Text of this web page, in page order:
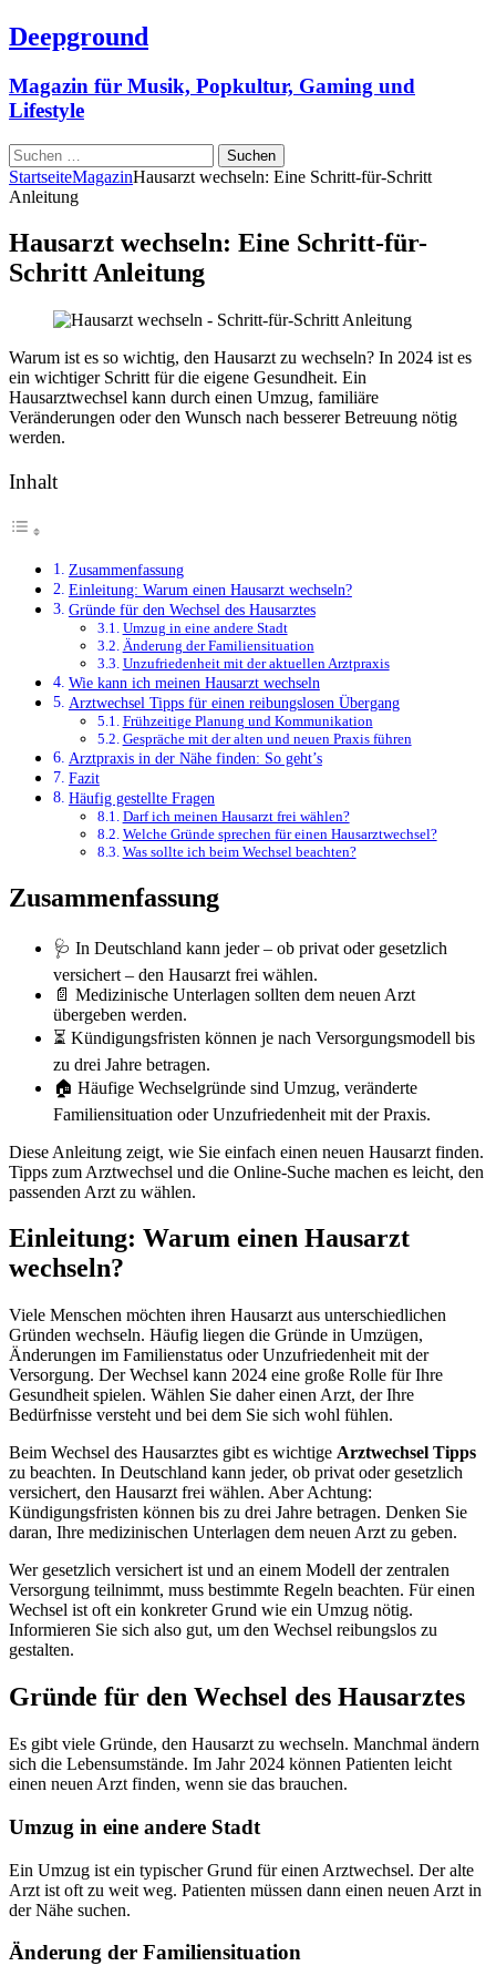
Deepground
Magazin für Musik, Popkultur, Gaming und
Lifestyle
Suchen
nach:
StartseiteMagazinHausarzt wechseln: Eine Schritt-für-Schritt
Anleitung
Hausarzt wechseln: Eine Schritt-für-
Schritt Anleitung
Warum ist es so wichtig, den Hausarzt zu wechseln? In 2024 ist es
ein wichtiger Schritt für die eigene Gesundheit. Ein
Hausarztwechsel kann durch einen Umzug, familiäre
Veränderungen oder den Wunsch nach besserer Betreuung nötig
werden.
Inhalt
Zusammenfassung
Einleitung: Warum einen Hausarzt wechseln?
Gründe für den Wechsel des Hausarztes
Umzug in eine andere Stadt
Änderung der Familiensituation
Unzufriedenheit mit der aktuellen Arztpraxis
Wie kann ich meinen Hausarzt wechseln
Arztwechsel Tipps für einen reibungslosen Übergang
Frühzeitige Planung und Kommunikation
Gespräche mit der alten und neuen Praxis führen
Arztpraxis in der Nähe finden: So geht’s
Fazit
Häufig gestellte Fragen
Darf ich meinen Hausarzt frei wählen?
Welche Gründe sprechen für einen Hausarztwechsel?
Was sollte ich beim Wechsel beachten?
Zusammenfassung
🩺 In Deutschland kann jeder – ob privat oder gesetzlich
versichert – den Hausarzt frei wählen.
📄 Medizinische Unterlagen sollten dem neuen Arzt
übergeben werden.
⏳ Kündigungsfristen können je nach Versorgungsmodell bis
zu drei Jahre betragen.
🏠 Häufige Wechselgründe sind Umzug, veränderte
Familiensituation oder Unzufriedenheit mit der Praxis.
Diese Anleitung zeigt, wie Sie einfach einen neuen Hausarzt finden.
Tipps zum Arztwechsel und die Online-Suche machen es leicht, den
passenden Arzt zu wählen.
Einleitung: Warum einen Hausarzt
wechseln?
Viele Menschen möchten ihren Hausarzt aus unterschiedlichen
Gründen wechseln. Häufig liegen die Gründe in Umzügen,
Änderungen im Familienstatus oder Unzufriedenheit mit der
Versorgung. Der Wechsel kann 2024 eine große Rolle für Ihre
Gesundheit spielen. Wählen Sie daher einen Arzt, der Ihre
Bedürfnisse versteht und bei dem Sie sich wohl fühlen.
Beim Wechsel des Hausarztes gibt es wichtige Arztwechsel Tipps
zu beachten. In Deutschland kann jeder, ob privat oder gesetzlich
versichert, den Hausarzt frei wählen. Aber Achtung:
Kündigungsfristen können bis zu drei Jahre betragen. Denken Sie
daran, Ihre medizinischen Unterlagen dem neuen Arzt zu geben.
Wer gesetzlich versichert ist und an einem Modell der zentralen
Versorgung teilnimmt, muss bestimmte Regeln beachten. Für einen
Wechsel ist oft ein konkreter Grund wie ein Umzug nötig.
Informieren Sie sich also gut, um den Wechsel reibungslos zu
gestalten.
Gründe für den Wechsel des Hausarztes
Es gibt viele Gründe, den Hausarzt zu wechseln. Manchmal ändern
sich die Lebensumstände. Im Jahr 2024 können Patienten leicht
einen neuen Arzt finden, wenn sie das brauchen.
Umzug in eine andere Stadt
Ein Umzug ist ein typischer Grund für einen Arztwechsel. Der alte
Arzt ist oft zu weit weg. Patienten müssen dann einen neuen Arzt in
der Nähe suchen.
Änderung der Familiensituation